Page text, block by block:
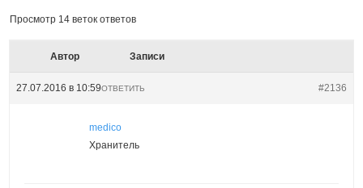
Просмотр 14 веток ответов
Автор Записи
27.07.2016 в 10:59 #2136
ОТВЕТИТЬ
medico
Хранитель